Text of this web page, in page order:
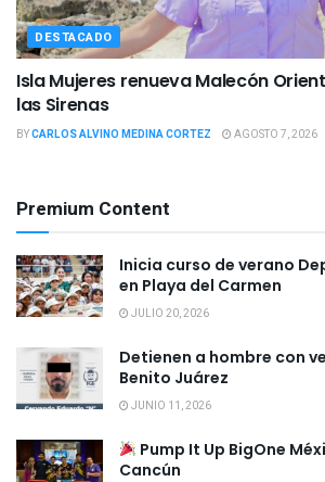
DESTACADO
Isla Mujeres renueva Malecón
las Sirenas
BYCARLOS ALVINO MEDINA CORTEZ AGOSTO 7, 2026
Premium Content
Inicia curso de verano
en Playa del Carmen
JULIO 20, 2026
Detienen a hombre con
Benito Juárez
JUNIO 11, 2026
Pump It Up BigOne
Cancún